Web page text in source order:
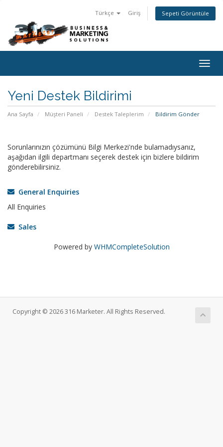
Türkçe Giriş Sepeti Görüntüle
Yeni Destek Bildirimi
Ana Sayfa Müşteri Paneli Destek Taleplerim Bildirim Gönder
Sorunlarınızın çözümünü Bilgi Merkezi'nde bulamadıysanız,
aşağıdan ilgili departmanı seçerek destek için bizlere bildirim
gönderebilirsiniz.
General Enquiries
All Enquiries
Sales
Powered by WHMCompleteSolution
Copyright © 2026 316 Marketer. All Rights Reserved.